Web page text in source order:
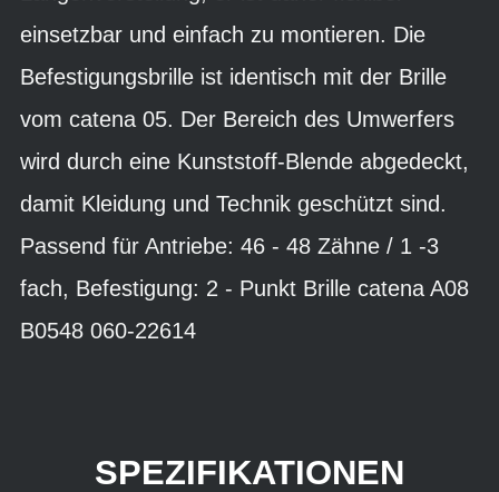
einsetzbar und einfach zu montieren. Die
Befestigungsbrille ist identisch mit der Brille
vom catena 05. Der Bereich des Umwerfers
wird durch eine Kunststoff-Blende abgedeckt,
damit Kleidung und Technik geschützt sind.
Passend für Antriebe: 46 - 48 Zähne / 1 -3
fach, Befestigung: 2 - Punkt Brille catena A08
B0548 060-22614
SPEZIFIKATIONEN